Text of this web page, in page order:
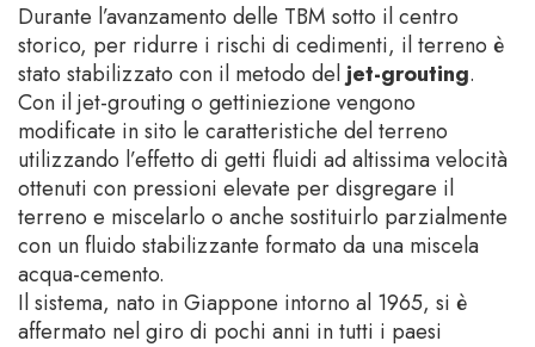
Durante l’avanzamento delle TBM sotto il centro
storico, per ridurre i rischi di cedimenti, il terreno è
stato stabilizzato con il metodo del jet-grouting.
Con il jet-grouting o gettiniezione vengono
modificate in sito le caratteristiche del terreno
utilizzando l’effetto di getti fluidi ad altissima velocità
ottenuti con pressioni elevate per disgregare il
terreno e miscelarlo o anche sostituirlo parzialmente
con un fluido stabilizzante formato da una miscela
acqua-cemento.
Il sistema, nato in Giappone intorno al 1965, si è
affermato nel giro di pochi anni in tutti i paesi